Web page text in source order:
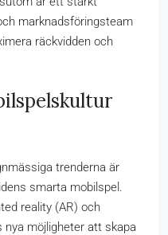
marknadsföringsteam
räckvidden och
trenderna är
smarta mobilspel.
reality (AR) och
möjligheter att skapa